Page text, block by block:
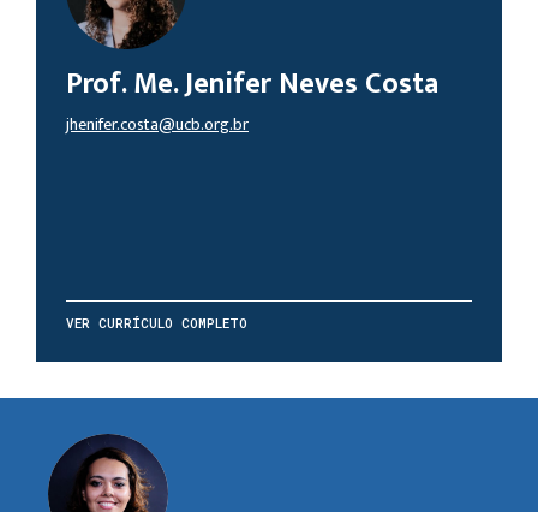
Prof. Me. Jenifer Neves Costa
jhenifer.costa@ucb.org.br
VER CURRÍCULO COMPLETO